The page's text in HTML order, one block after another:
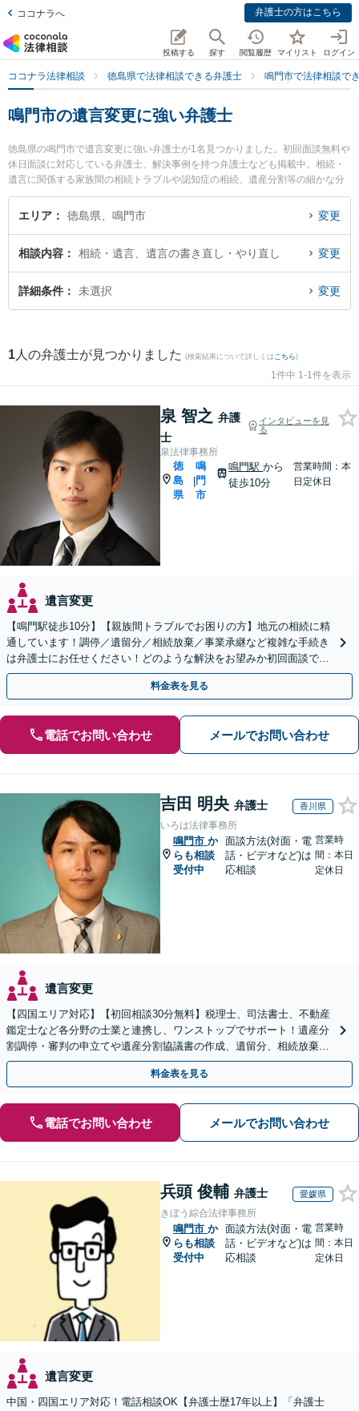
ココナラへ 弁護士の方はこちら
投稿する 探す 閲覧履歴 マイリスト ログイン
ココナラ法律相談 徳島県で法律相談できる弁護士 鳴門市で法律相談で
鳴門市の遺言変更に強い弁護士
徳島県の鳴門市で遺言変更に強い弁護士が1名見つかりました。初回面談無料や
休日面談に対応している弁護士、解決事例を持つ弁護士なども掲載中。相続・
遺言に関係する家族間の相続トラブルや認知症の相続、遺産分割等の細かな分
野での絞り込み検索もでき便利です。特に泉法律事務所の泉 智之弁護士のプロ
フィール情報や弁護士費用、強みなどが注目されています。『鳴門市で土日や
遺言変更を法律相談できる鳴門市内の弁護士に相談予約したい』などでお困り
の相談者さんにおすすめです。
エリア 徳島県、鳴門市 変更
相談内容 相続・遺言、遺言の書き直し・やり直し 変更
詳細条件 未選択 変更
1 人の弁護士が見つかりました (検索結果について詳しくは こちら)
1件中 1-1件を表示
泉 智之 弁護
士
インタビューを見
る
泉法律事務所
徳
島
県
|
鳴
門
市
鳴門駅 から
徒歩10分
営業時間：本
日定休日
遺言変更
【鳴門駅徒歩10分】【親族間トラブルでお困りの方】地元の相続に精
通しています！調停／遺留分／相続放棄／事業承継など複雑な手続き
は弁護士にお任せください！どのような解決をお望みか初回面談でし
っかりヒアリング。遺言作成もお気軽にご相談ください。
料金表を見る
電話でお問い合わせ メールでお問い合わせ
吉田 明央 弁護士 香川県
いろは法律事務所
鳴門市 か
らも相談
受付中
面談方法(対面・電
話・ビデオなど)は
応相談
営業時
間：本日
定休日
遺言変更
【四国エリア対応】【初回相談30分無料】税理士、司法書士、不動産
鑑定士など各分野の士業と連携し、ワンストップでサポート！遺産分
割調停・審判の申立てや遺産分割協議書の作成、遺留分、相続放棄、
遺言書など幅広いご相談に対応【オンライン面談OK】
料金表を見る
電話でお問い合わせ メールでお問い合わせ
兵頭 俊輔 弁護士 愛媛県
きぼう綜合法律事務所
鳴門市 か
らも相談
受付中
面談方法(対面・電
話・ビデオなど)は
応相談
営業時
間：本日
定休日
遺言変更
中国・四国エリア対応！電話相談OK【弁護士歴17年以上】「弁護士